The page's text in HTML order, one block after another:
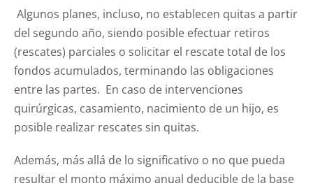
Algunos planes, incluso, no establecen quitas a partir
del segundo año, siendo posible efectuar retiros
(rescates) parciales o solicitar el rescate total de los
fondos acumulados, terminando las obligaciones
entre las partes. En caso de intervenciones
quirúrgicas, casamiento, nacimiento de un hijo, es
posible realizar rescates sin quitas.
Además, más allá de lo significativo o no que pueda
resultar el monto máximo anual deducible de la base